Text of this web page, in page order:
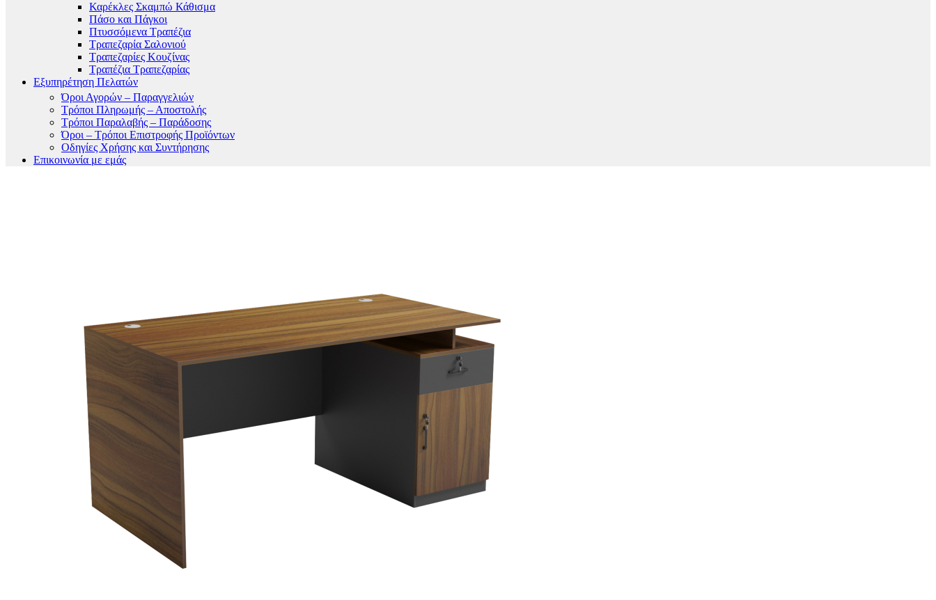
Καρέκλες Σκαμπώ Κάθισμα
Πάσο και Πάγκοι
Πτυσσόμενα Τραπέζια
Τραπεζαρία Σαλονιού
Τραπεζαρίες Κουζίνας
Τραπέζια Τραπεζαρίας
Εξυπηρέτηση Πελατών
Όροι Αγορών – Παραγγελιών
Τρόποι Πληρωμής – Αποστολής
Τρόποι Παραλαβής – Παράδοσης
Όροι – Τρόποι Επιστροφής Προϊόντων
Οδηγίες Χρήσης και Συντήρησης
Επικοινωνία με εμάς